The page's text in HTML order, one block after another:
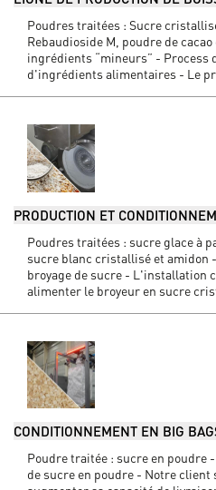
Poudres traitées : Sucre
Rebaudioside M, poudre de
ingrédients “mineurs” - Process
d'ingrédients alimentaires - Le
PRODUCTION ET
Poudres traitées : sucre glace à
sucre blanc cristallisé et amidon
broyage de sucre - L'installation
alimenter le broyeur en sucre
CONDITIONNEMENT EN BIG
Poudre traitée : sucre en poudre
de sucre en poudre - Notre client